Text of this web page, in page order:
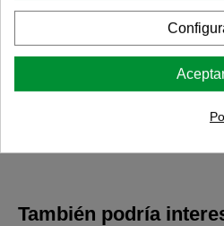
También podría